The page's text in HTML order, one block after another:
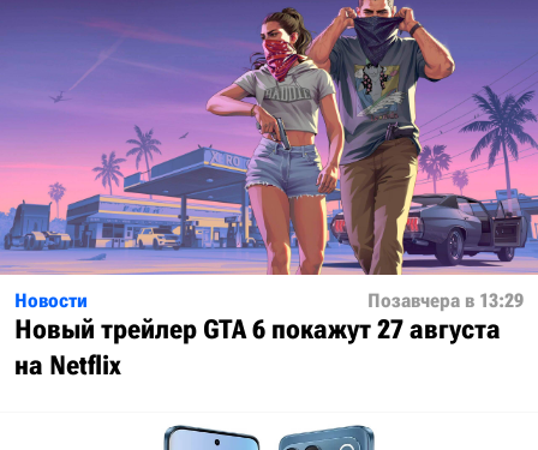
Новости Позавчера в 13:29
Новый трейлер GTA 6 покажут 27 августа
на Netflix